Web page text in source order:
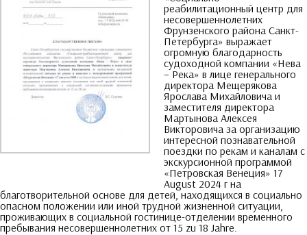
реабилитационный центр для
несовершеннолетних
Фрунзенского района Санкт-
Петербурга» выражает
огромную благодарность
судоходной компании «Нева
–Река» в лице генерального
директора Мещерякова
Ярослава Михайловича и
заместителя директора
Мартынова Алексея
Викторовича за организацию
интересной познавательной
поездки по рекам и каналам с
экскурсионной программой
«Петровская Венеция» 17
August 2024 г на
благотворительной основе для детей,находящихся в социально
опасном положении или иной трудной жизненной ситуации
проживающих в социальной гостинице-отделении временного
пребывания несовершеннолетних от 15 zu 18 Jahre.